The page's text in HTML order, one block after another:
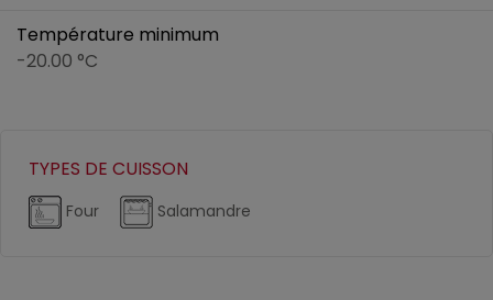
Température minimum
-20.00 °C
TYPES DE CUISSON
Four Salamandre